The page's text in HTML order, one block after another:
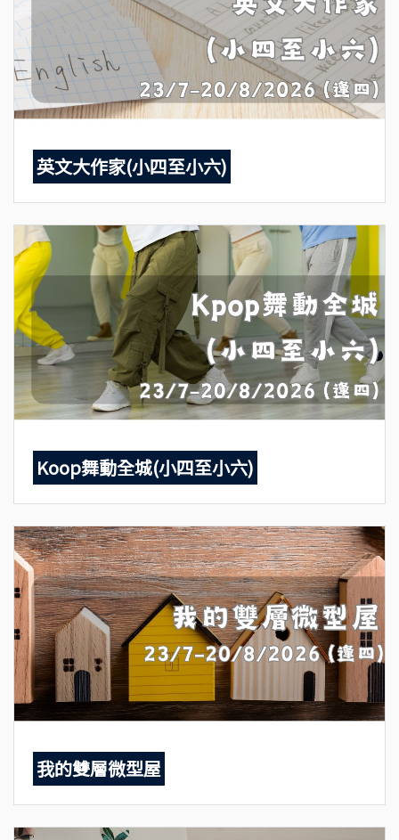
英文大作家(小四至小六)
Koop舞動全城(小四至小六)
我的雙層微型屋